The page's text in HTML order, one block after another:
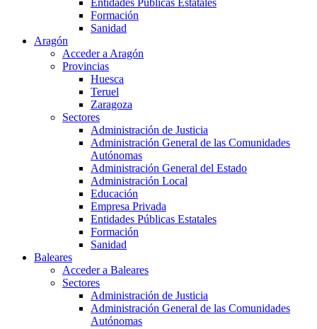
Entidades Públicas Estatales
Formación
Sanidad
Aragón
Acceder a Aragón
Provincias
Huesca
Teruel
Zaragoza
Sectores
Administración de Justicia
Administración General de las Comunidades
Autónomas
Administración General del Estado
Administración Local
Educación
Empresa Privada
Entidades Públicas Estatales
Formación
Sanidad
Baleares
Acceder a Baleares
Sectores
Administración de Justicia
Administración General de las Comunidades
Autónomas